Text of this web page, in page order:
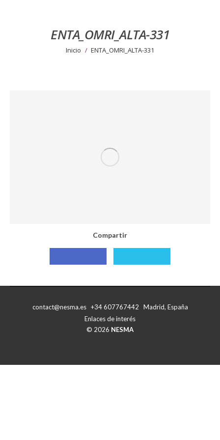
ENTA_OMRI_ALTA-331
Estás aquí:
Inicio ENTA_OMRI_ALTA-331
Compartir
Compartir
Compartir
contact@nesma.es +34 607767442 Madrid, España
Enlaces de interés
© 2026 NESMA